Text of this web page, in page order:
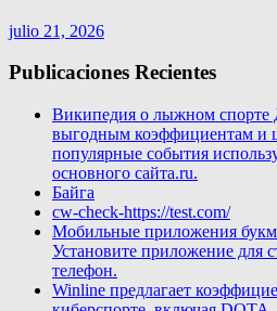
julio 21, 2026
Publicaciones Recientes
Википедия о лыжном спорте
выгодным коэффициентам и
популярные события
основного сайта.ru.
Байга
cw-check-https://test.com/
Мобильные приложения
Установите приложение для
телефон.
Winline предлагает